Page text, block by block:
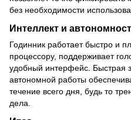
без необходимости
Интеллект и
Годинник работает быстро и
процессору, поддерживает
удобный интерфейс. Быстрая
автономной работы
течение всего дня, будь то
дела.